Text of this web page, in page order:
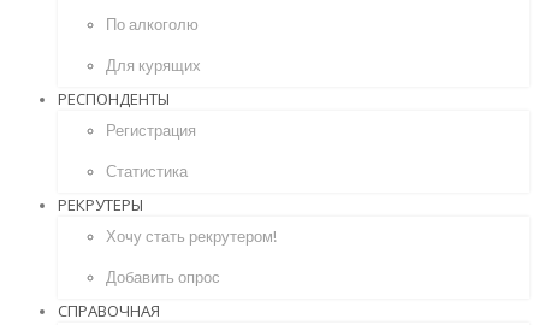
По алкоголю
Для курящих
РЕСПОНДЕНТЫ
Регистрация
Статистика
РЕКРУТЕРЫ
Хочу стать рекрутером!
Добавить опрос
СПРАВОЧНАЯ